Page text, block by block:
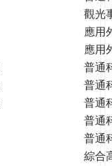
觀光
應用
應用
普通
普通
普通
普通
普通
綜合